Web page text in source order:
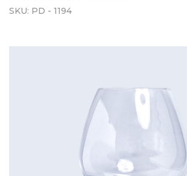
SKU: PD - 1194